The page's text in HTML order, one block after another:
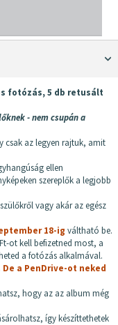
fotózás, 5 db retusált
- nem csupán a
csak az legyen rajtuk, amit
ellen
szereplők a legjobb
vagy akár az egész
18-ig váltható be.
ot kell befizetned most, a
a fotózás alkalmával.
a PenDrive-ot neked
hogy az az album még
így készíttethetek